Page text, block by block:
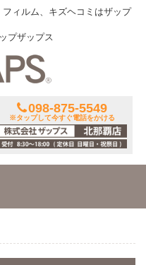
ィルム、キズヘコミはザップ
プザップス
098-875-5549
※タップして今すぐ電話をかける